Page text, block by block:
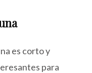
es corto y
para